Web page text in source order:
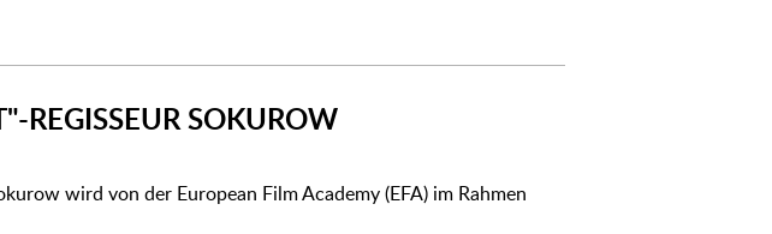
REGISSEUR SOKUROW
wird von der European Film Academy (EFA) im Rahmen